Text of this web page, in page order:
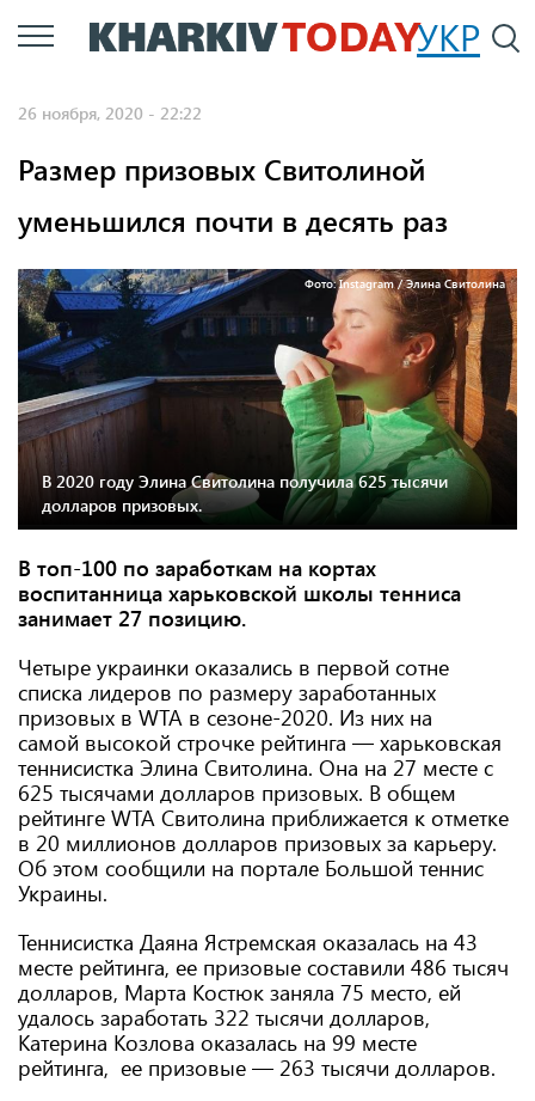
Перейти
к
УКР
26 ноября, 2020 - 22:22
Размер призовых Свитолиной
уменьшился почти в десять раз
Фото: Instagram / Элина Свитолина
В 2020 году Элина Свитолина получила 625 тысячи
долларов призовых.
В топ-100 по заработкам на кортах
воспитанница харьковской школы тенниса
занимает 27 позицию.
Четыре украинки оказались в первой сотне
списка лидеров по размеру заработанных
призовых в WTA в сезоне-2020. Из них на
самой высокой строчке рейтинга — харьковская
теннисистка Элина Свитолина. Она на 27 месте с
625 тысячами долларов призовых. В общем
рейтинге WTA Свитолина приближается к отметке
в 20 миллионов долларов призовых за карьеру.
Об этом сообщили на портале Большой теннис
Украины.
Теннисистка Даяна Ястремская оказалась на 43
месте рейтинга, ее призовые составили 486 тысяч
долларов, Марта Костюк заняла 75 место, ей
удалось заработать 322 тысячи долларов,
Катерина Козлова оказалась на 99 месте
рейтинга, ее призовые — 263 тысячи долларов.